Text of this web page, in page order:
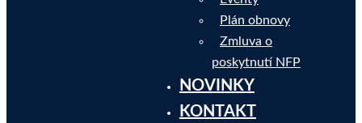
Plán obnovy
Zmluva o
poskytnutí NFP
NOVINKY
KONTAKT